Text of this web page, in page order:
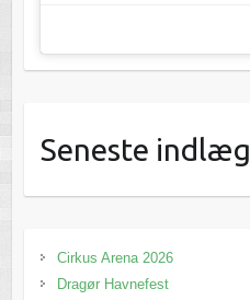
Seneste indlæg
Cirkus Arena 2026
Dragør Havnefest